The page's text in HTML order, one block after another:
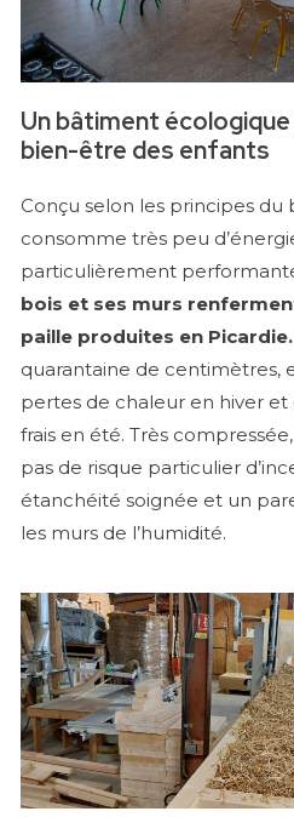
Un bâtiment
bien-être des enfants
Conçu selon les principes du
consomme très peu
particulièrement
bois et ses murs
paille produites en Picardie.
quarantaine de centimètres,
pertes de chaleur en hiver
frais en été. Très
pas de risque particulier
étanchéité soignée et un
les murs de l’humidité.